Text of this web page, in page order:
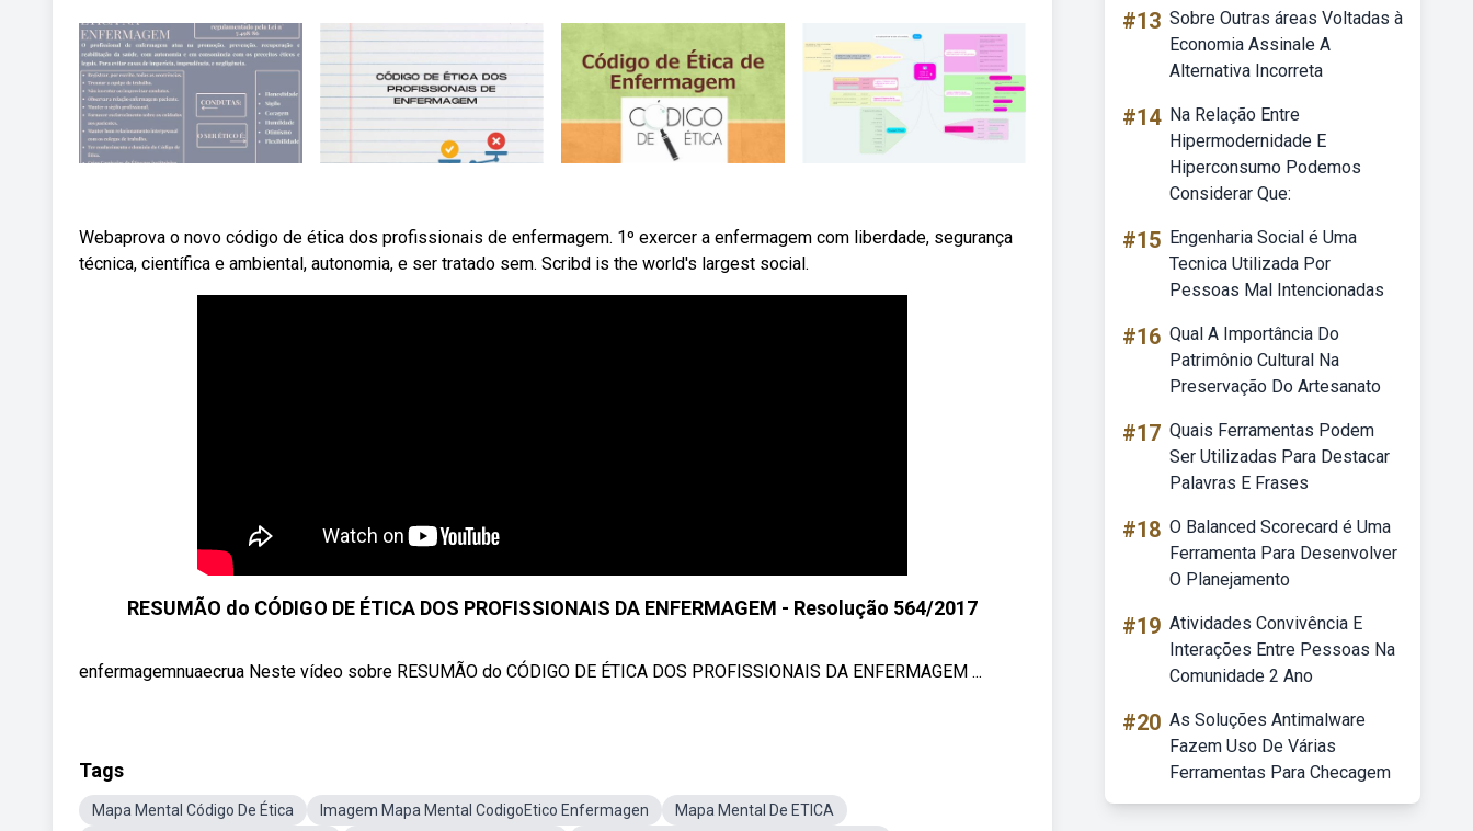
Webaprova o novo código de ética dos profissionais de enfermagem. 1º exercer a enfermagem com liberdade, segurança
técnica, científica e ambiental, autonomia, e ser tratado sem. Scribd is the world's largest social.
RESUMÃO do CÓDIGO DE ÉTICA DOS PROFISSIONAIS DA ENFERMAGEM - Resolução 564/2017
enfermagemnuaecrua Neste vídeo sobre RESUMÃO do CÓDIGO DE ÉTICA DOS PROFISSIONAIS DA ENFERMAGEM ...
Tags
Mapa Mental Código De Ética Imagem Mapa Mental CodigoEtico Enfermagen
Mapa Mental De ETICA
#13 Sobre Outras áreas Voltadas à
Economia Assinale A
Alternativa Incorreta
#14 Na Relação Entre
Hipermodernidade E
Hiperconsumo Podemos
Considerar Que:
#15 Engenharia Social é Uma
Tecnica Utilizada Por
Pessoas Mal Intencionadas
#16 Qual A Importância Do
Patrimônio Cultural Na
Preservação Do Artesanato
#17 Quais Ferramentas Podem
Ser Utilizadas Para Destacar
Palavras E Frases
#18 O Balanced Scorecard é Uma
Ferramenta Para Desenvolver
O Planejamento
#19 Atividades Convivência E
Interações Entre Pessoas Na
Comunidade 2 Ano
#20 As Soluções Antimalware
Fazem Uso De Várias
Ferramentas Para Checagem